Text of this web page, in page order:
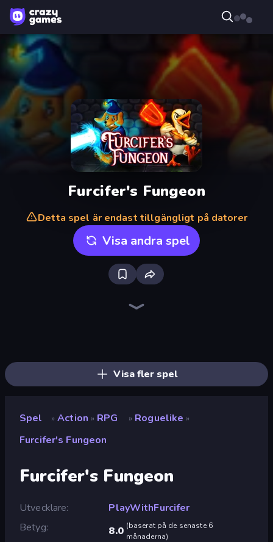
Furcifer's Fungeon
Detta spel är endast tillgängligt på datorer
Visa andra spel
Visa fler spel
Spel » Action » RPG » Roguelike »
Furcifer's Fungeon
Furcifer's Fungeon
Utvecklare
PlayWithFurcifer
Betyg
8.0 (baserat på de senaste 6
månaderna)